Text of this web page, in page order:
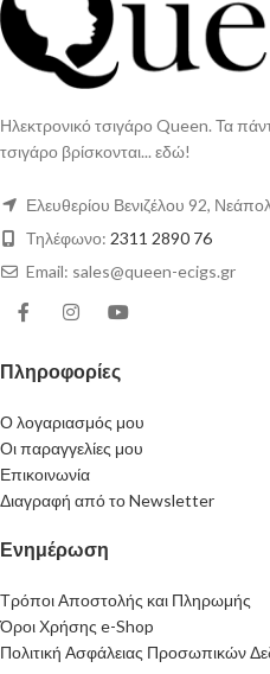
Ηλεκτρονικό τσιγάρο Queen. Τα
τσιγάρο βρίσκονται... εδώ!
Ελευθερίου Βενιζέλου 92,
Τηλέφωνο: 2311 2890 76
Email: sales@queen-ecigs.gr
Πληροφορίες
Ο λογαριασμός μου
Οι παραγγελίες μου
Επικοινωνία
Διαγραφή από το Newsletter
Ενημέρωση
Τρόποι Αποστολής και Πληρωμής
Όροι Χρήσης e-Shop
Πολιτική Ασφάλειας Προσωπικών